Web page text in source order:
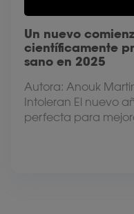
Un nuevo
científicamente
sano en 2025
Autora: Anouk
Intoleran El nuevo
perfecta para